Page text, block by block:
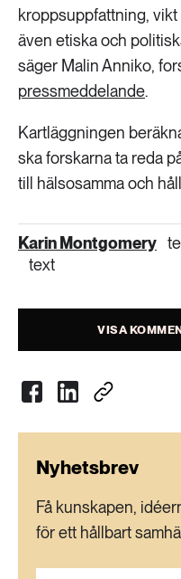
kroppsuppfattning,
även etiska och
säger Malin Anniko,
pressmeddelande.
Kartläggningen
ska forskarna ta reda
till hälsosamma och
Karin Montgomery
text
VISA
Nyhetsbrev
Få kunskapen,
för ett hållbart